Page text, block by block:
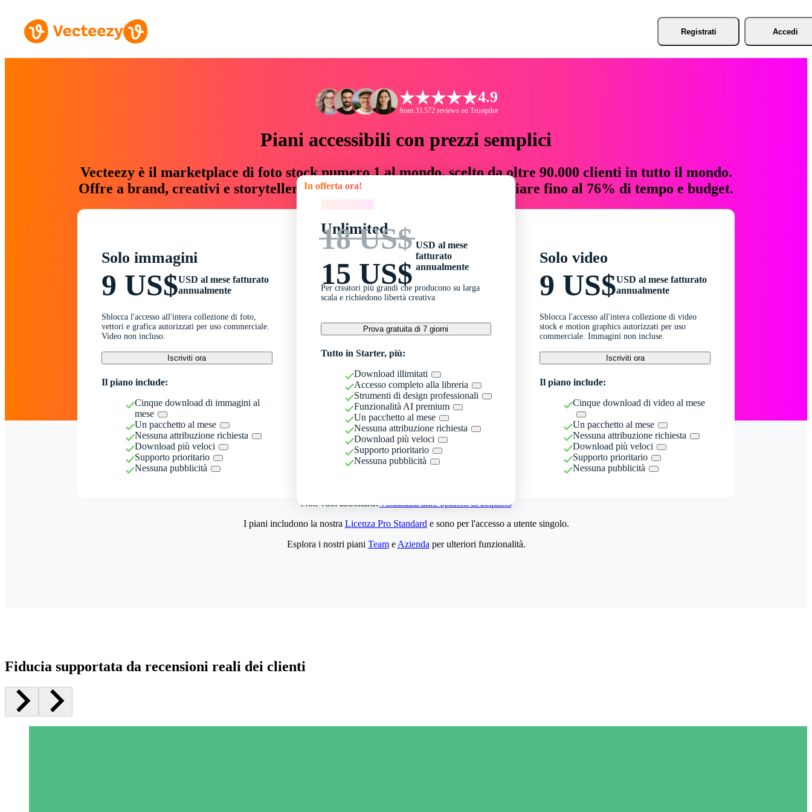
Registrati Accedi
4.9
from 33.572 reviews on Trustpilot
Piani accessibili con prezzi semplici
Vecteezy è il marketplace di foto stock numero 1 al mondo, scelto da oltre 90.000 clienti in tutto il mondo.
Offre a brand, creativi e storyteller risorse creative che fanno risparmiare fino al 76% di tempo e budget.
Solo immagini
9 US$USD al mese fatturato
annualmente
Sblocca l'accesso all'intera collezione di foto,
vettori e grafica autorizzati per uso commerciale.
Video non incluso.
Iscriviti ora
Il piano include:
Cinque download di immagini al
mese
Un pacchetto al mese
Nessuna attribuzione richiesta
Download più veloci
Supporto prioritario
Nessuna pubblicità
In offerta ora!
Unlimited
18 US$
15 US$
USD al mese
fatturato
annualmente
Per creatori più grandi che producono su larga
scala e richiedono libertà creativa
Prova gratuita di 7 giorni
Tutto in Starter, più:
Download illimitati
Accesso completo alla libreria
Strumenti di design professionali
Funzionalità AI premium
Un pacchetto al mese
Nessuna attribuzione richiesta
Download più veloci
Supporto prioritario
Nessuna pubblicità
Solo video
9 US$USD al mese fatturato
annualmente
Sblocca l'accesso all'intera collezione di video
stock e motion graphics autorizzati per uso
commerciale. Immagini non incluse.
Iscriviti ora
Il piano include:
Cinque download di video al mese
Un pacchetto al mese
Nessuna attribuzione richiesta
Download più veloci
Supporto prioritario
Nessuna pubblicità
Non vuoi abbonarti?Visualizza altre opzioni di acquisto
I piani includono la nostra Licenza Pro Standard e sono per l'accesso a utente singolo.
Esplora i nostri piani Teame Azienda per ulteriori funzionalità.
Fiducia supportata da recensioni reali dei clienti